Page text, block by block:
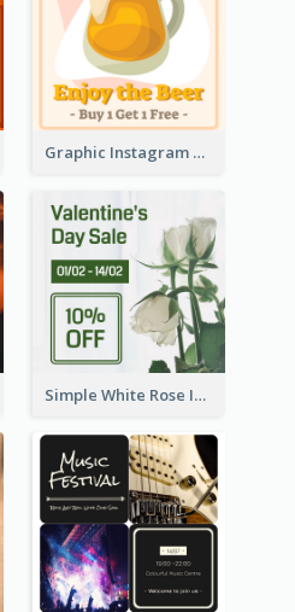
Graphic Instagram Post Of Buy 1 Get 1 Free
Simple White Rose Instagram Of Valentine's Day